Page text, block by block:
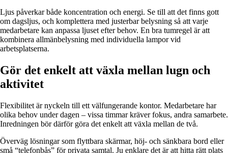
Ljus påverkar både koncentration och energi. Se till att det finns gott
om dagsljus, och komplettera med justerbar belysning så att varje
medarbetare kan anpassa ljuset efter behov. En bra tumregel är att
kombinera allmänbelysning med individuella lampor vid
arbetsplatserna.
Gör det enkelt att växla mellan lugn och
aktivitet
Flexibilitet är nyckeln till ett välfungerande kontor. Medarbetare har
olika behov under dagen – vissa timmar kräver fokus, andra samarbete.
Inredningen bör därför göra det enkelt att växla mellan de två.
Överväg lösningar som flyttbara skärmar, höj- och sänkbara bord eller
små “telefonbås” för privata samtal. Ju enklare det är att hitta rätt plats